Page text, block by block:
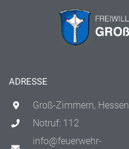
ADRESSE
Groß-Zimmern, Hessen
Notruf: 112
info@feuerwehr-